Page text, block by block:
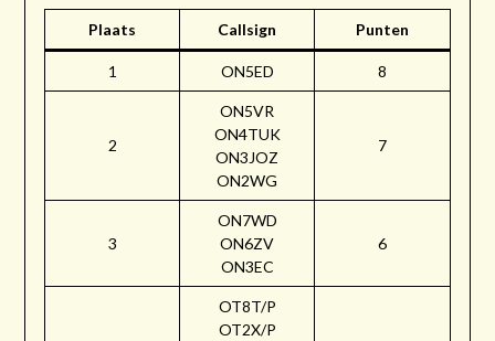
Plaats Callsign Punten
1 ON5ED 8
2
ON5VR
ON4TUK
ON3JOZ
ON2WG
7
3
ON7WD
ON6ZV
ON3EC
6
OT8T/P
OT2X/P